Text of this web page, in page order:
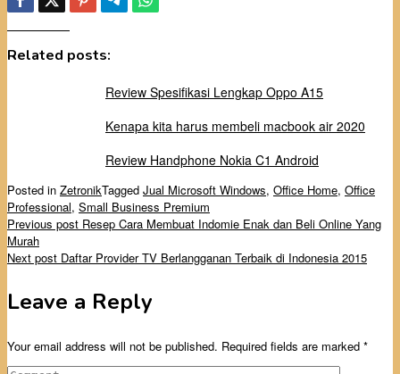
Related posts:
Review Spesifikasi Lengkap Oppo A15
Kenapa kita harus membeli macbook air 2020
Review Handphone Nokia C1 Android
Posted in ZetronikTagged Jual Microsoft Windows, Office Home, Office
Professional, Small Business Premium
Post
navigation
Previous post Resep Cara Membuat Indomie Enak dan Beli Online Yang
Murah
Next post Daftar Provider TV Berlangganan Terbaik di Indonesia 2015
Leave a Reply
Your email address will not be published. Required fields are marked *